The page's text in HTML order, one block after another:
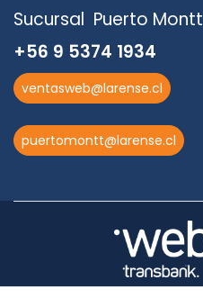
Sucursal Puerto Montt
+56 9 5374 1934
ventasweb@larense.cl
puertomontt@larense.cl